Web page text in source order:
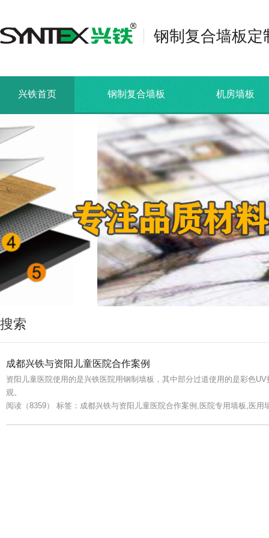
钢制复合墙板定
兴铁首页 钢制复合墙板 机房墙板
搜索
成都兴铁与资阳儿童医院合作案例
资阳儿童医院使用的是兴铁医院用钢制墙板，其中部分过道使用的是彩色
观。
阅读（8359） 标签：成都兴铁与资阳儿童医院合作案例,医院专用墙板,医用